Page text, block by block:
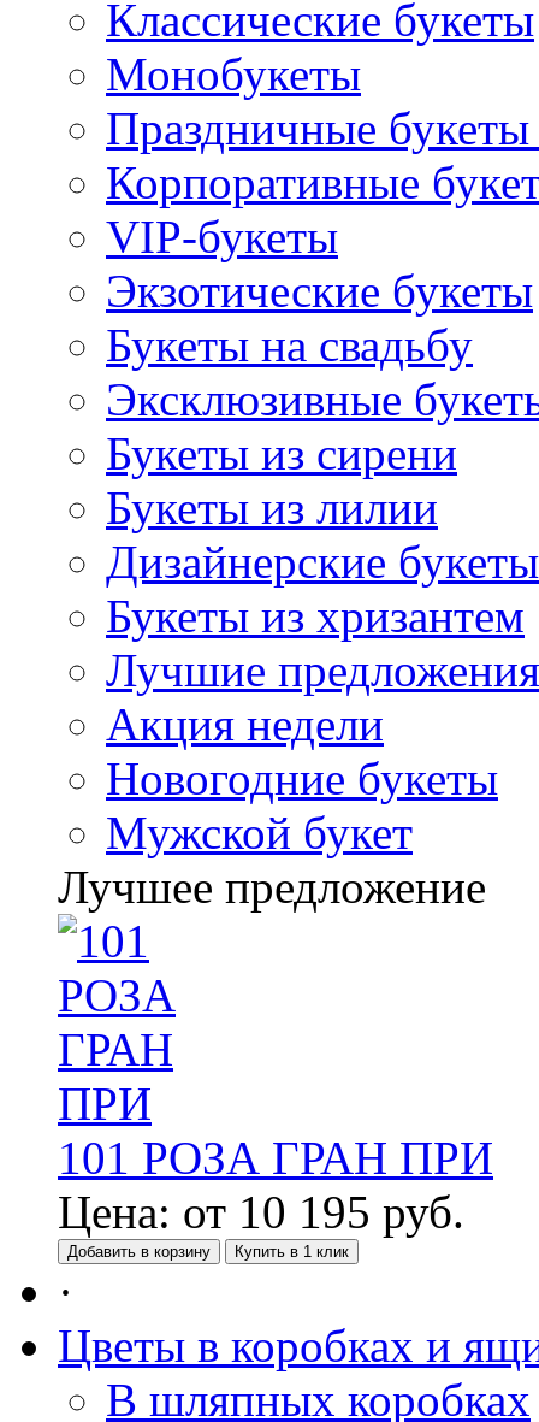
Классические букеты
Монобукеты
Праздничные букеты
Корпоративные
VIP-букеты
Экзотические букеты
Букеты на свадьбу
Эксклюзивные
Букеты из сирени
Букеты из лилии
Дизайнерские
Букеты из хризантем
Лучшие предложения
Акция недели
Новогодние букеты
Мужской букет
Лучшее предложение
101 РОЗА ГРАН ПРИ
Цена: от 10 195 руб.
Добавить в корзину Купить в 1 клик
·
Цветы в коробках и
В шляпных коробках